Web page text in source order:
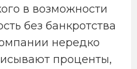
в возможности
без банкротства
нередко
проценты,